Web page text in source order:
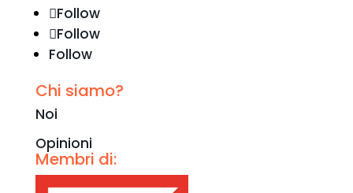
Follow
Follow
Follow
Chi siamo?
Noi
Opinioni
Membri di: